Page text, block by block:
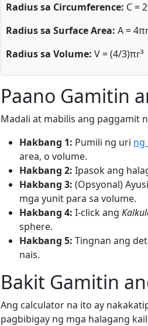
Radius sa Circumference: C =
Radius sa Surface Area: A =
Radius sa Volume: V = (4/3)πr³
Paano Gamitin
Madali at mabilis ang paggamit
Hakbang 1: Pumili ng uri ng
area, o volume.
Hakbang 2: Ipasok ang
Hakbang 3: (Opsyonal)
mga yunit para sa volume.
Hakbang 4: I-click ang
sphere.
Hakbang 5: Tingnan ang
nais.
Bakit Gamitin
Ang calculator na ito ay
pagbibigay ng mga halagang